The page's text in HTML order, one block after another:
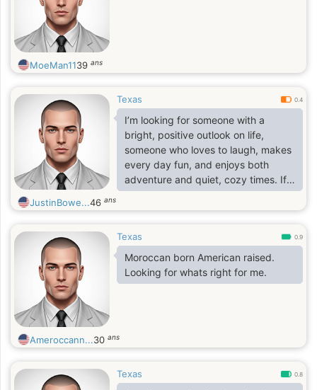
MoeMan1139 ans
Texas 0.4
I’m looking for someone with a
bright, positive outlook on life,
someone who loves to laugh, makes
every day fun, and enjoys both
adventure and quiet, cozy times. If
you value connection, loyalty, and
building something beautiful
🥀❤️
JustinBowe...46 ans
Texas 0.9
Moroccan born American raised.
Looking for whats right for me.
Ameroccann...30 ans
Texas 0.8